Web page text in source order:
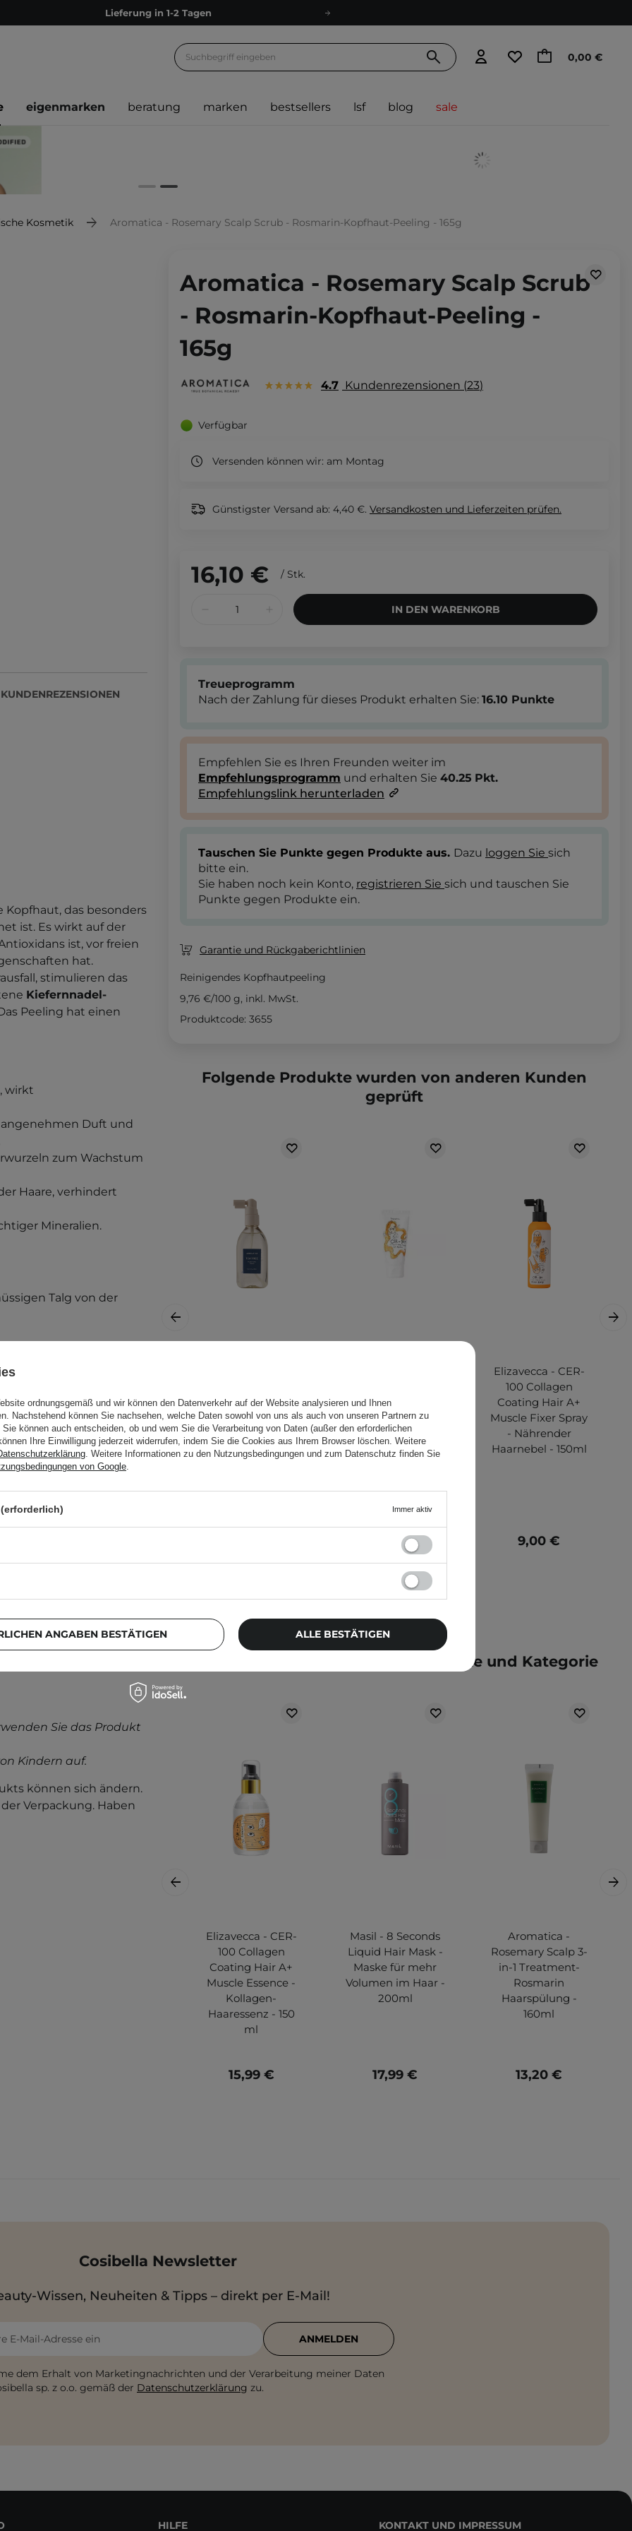
Lieferung in 1-2 Tagen
Kostenloser Versand ab 60 €
Versand nach Deutschland und Österreich
Empfehle uns weiter und sammle noch mehr Punkte
Kostenloser Versand ab 60 €
0,00 €
eigenmarken beratung marken bestsellers lsf blog sale
Kosmetik Aromatica - Rosemary Scalp Scrub - Rosmarin-Kopfhaut-Peeling - 165g
KUNDENREZENSIONEN
Kopfhaut, das besonders
ist. Es wirkt auf der
ist, vor freien
hat.
stimulieren das
Kiefernnadel-
Peeling hat einen
wirkt
Duft und
zum Wachstum
Haare, verhindert
Mineralien.
Talg von der
Produkt hilfreich
auf das Haar auf und
oder nach dem
Sie sich unsere
durch. Weitere
Sie das Produkt
Kindern auf.
können sich ändern.
Verpackung. Haben
Aromatica - Rosemary Scalp Scrub
- Rosmarin-Kopfhaut-Peeling -
165g
4.7 Kundenrezensionen 23
Verfügbar
Versenden können wir: am Montag
Günstigster Versand ab: 4,40 €. Versandkosten und Lieferzeiten prüfen.
16,10 € / Stk.
IN DEN WARENKORB
Treueprogramm
Nach der Zahlung für dieses Produkt erhalten Sie: 16.10 Punkte
Empfehlen Sie es Ihren Freunden weiter im
Empfehlungsprogramm und erhalten Sie 40.25 Pkt.
Empfehlungslink herunterladen
Tauschen Sie Punkte gegen Produkte aus. Dazu loggen Sie sich
bitte ein.
Sie haben noch kein Konto, registrieren Sie sich und tauschen Sie
Punkte gegen Produkte ein.
Garantie und Rückgaberichtlinien
Reinigendes Kopfhautpeeling
9,76 €/100 g, inkl. MwSt.
Produktcode: 3655
Folgende Produkte wurden von anderen Kunden
geprüft
Tonic -
Reinigendes
Kopfhaut-Tonikum
- 100ml
Coating Protein
Ion Injection -
Regenerierende
Haarmaske mit
7,40 €
Elizavecca - CER-
100 Collagen
Coating Hair A+
Muscle Fixer Spray
- Nährender
Haarnebel - 150ml
9,00 €
Weitere Produkte der gleichen Marke und Kategorie
Elizavecca - CER-
100 Collagen
Coating Hair A+
Muscle Essence -
Kollagen-
Haaressenz - 150
ml
15,99 €
Masil - 8 Seconds
Liquid Hair Mask -
Maske für mehr
Volumen im Haar -
200ml
17,99 €
Aromatica -
Rosemary Scalp 3-
in-1 Treatment-
Rosmarin
Haarspülung -
160ml
13,20 €
Cosibella Newsletter
Wissen, Neuheiten & Tipps – direkt per E-Mail!
E-Mail-Adresse ein
dem Erhalt von Marketingnachrichten und der Verarbeitung meiner Daten
sp. z o.o. gemäß der Datenschutzerklärung zu.
ANMELDEN
HILFE KONTAKT UND IMPRESSUM
ordnungsgemäß und wir können den Datenverkehr auf der Website analysieren und Ihnen
Nachstehend können Sie nachsehen, welche Daten sowohl von uns als auch von unseren Partnern zu
können auch entscheiden, ob und wem Sie die Verarbeitung von Daten (außer den erforderlichen
Ihre Einwilligung jederzeit widerrufen, indem Sie die Cookies aus Ihrem Browser löschen. Weitere
. Weitere Informationen zu den Nutzungsbedingungen und zum Datenschutz finden Sie
von Google
Immer aktiv
ANGABEN BESTÄTIGEN ALLE BESTÄTIGEN